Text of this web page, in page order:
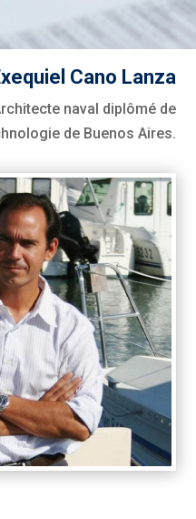
Cano Lanza
naval diplômé de
de Buenos Aires.